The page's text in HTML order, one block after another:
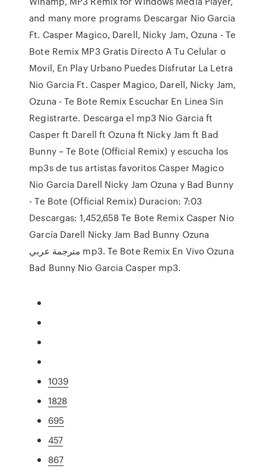
and many more programs Descargar Nio Garcia
Ft. Casper Magico, Darell, Nicky Jam, Ozuna - Te
Bote Remix MP3 Gratis Directo A Tu Celular o
Movil, En Play Urbano Puedes Disfrutar La Letra
Nio Garcia Ft. Casper Magico, Darell, Nicky Jam,
Ozuna - Te Bote Remix Escuchar En Linea Sin
Registrarte. Descarga el mp3 Nio Garcia ft
Casper ft Darell ft Ozuna ft Nicky Jam ft Bad
Bunny – Te Bote (Official Remix) y escucha los
mp3s de tus artistas favoritos Casper Magico
Nio Garcia Darell Nicky Jam Ozuna y Bad Bunny
- Te Bote (Official Remix) Duracion: 7:03
Descargas: 1,452,658 Te Bote Remix Casper Nio
García Darell Nicky Jam Bad Bunny Ozuna
مترجمة عربي mp3. Te Bote Remix En Vivo Ozuna
Bad Bunny Nio Garcia Casper mp3.
1039
1828
695
457
867